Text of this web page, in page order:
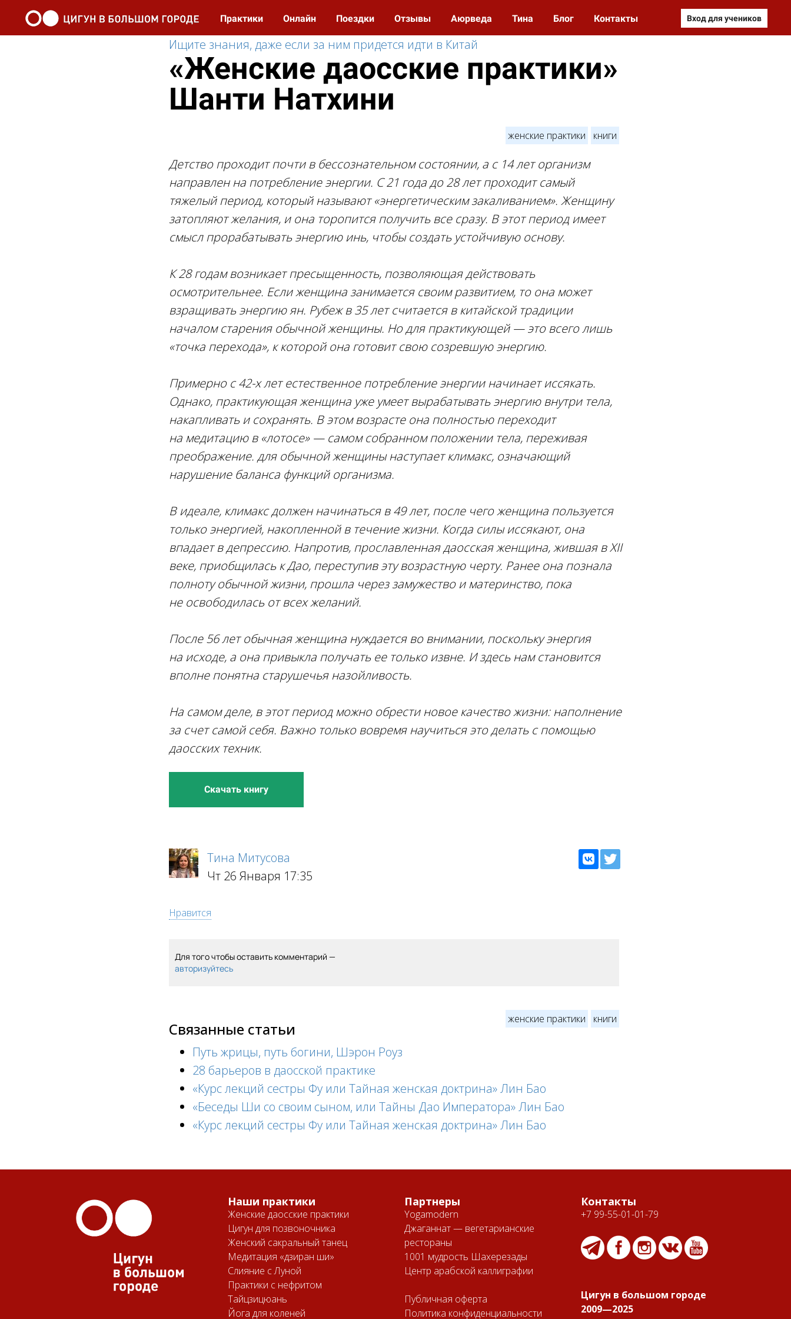
Практики Онлайн Поездки Отзывы Аюрведа Тина Блог Контакты Вход для учеников
Ищите знания, даже если за ним придется идти в Китай
«Женские даосские практики»
Шанти Натхини
женские практики книги
Детство проходит почти в бессознательном состоянии, а с 14 лет организм
направлен на потребление энергии. С 21 года до 28 лет проходит самый
тяжелый период, который называют «энергетическим закаливанием». Женщину
затопляют желания, и она торопится получить все сразу. В этот период имеет
смысл прорабатывать энергию инь, чтобы создать устойчивую основу.
К 28 годам возникает пресыщенность, позволяющая действовать
осмотрительнее. Если женщина занимается своим развитием, то она может
взращивать энергию ян. Рубеж в 35 лет считается в китайской традиции
началом старения обычной женщины. Но для практикующей — это всего лишь
«точка перехода», к которой она готовит свою созревшую энергию.
Примерно с42-хлет естественное потребление энергии начинает иссякать.
Однако, практикующая женщина уже умеет вырабатывать энергию внутри тела,
накапливать и сохранять. В этом возрасте она полностью переходит
на медитацию в «лотосе» — самом собранном положении тела, переживая
преображение. для обычной женщины наступает климакс, означающий
нарушение баланса функций организма.
В идеале, климакс должен начинаться в 49 лет, после чего женщина пользуется
только энергией, накопленной в течение жизни. Когда силы иссякают, она
впадает в депрессию. Напротив, прославленная даосская женщина, жившая в ХII
веке, приобщилась к Дао, переступив эту возрастную черту. Ранее она познала
полноту обычной жизни, прошла через замужество и материнство, пока
не освободилась от всех желаний.
После 56 лет обычная женщина нуждается во внимании, поскольку энергия
на исходе, а она привыкла получать ее только извне. И здесь нам становится
вполне понятна старушечья назойливость.
На самом деле, в этот период можно обрести новое качество жизни: наполнение
за счет самой себя. Важно только вовремя научиться это делать с помощью
даосских техник.
Скачать книгу
Тина Митусова
Чт 26 Января 17:35
Нравится
Для того чтобы оставить комментарий —
авторизуйтесь
женские практики книги
Связанные статьи
Путь жрицы, путь богини, Шэрон Роуз
28 барьеров в даосской практике
«Курс лекций сестры Фу или Тайная женская доктрина» Лин Бао
«Беседы Ши со своим сыном, или Тайны Дао Императора» Лин Бао
«Курс лекций сестры Фу или Тайная женская доктрина» Лин Бао
Наши практики
Женские даосские практики
Цигун для позвоночника
Женский сакральный танец
Медитация «дзиран ши»
Слияние с Луной
Практики с нефритом
Тайцзицюань
Йога для коленей
Партнеры
Yogamodern
Джаганнат — вегетарианские
рестораны
1001 мудрость Шахерезады
Центр арабской каллиграфии
Публичная оферта
Политика конфиденциальности
Контакты
+7 99-55-01-01-79
Цигун в большом городе
2009—2025